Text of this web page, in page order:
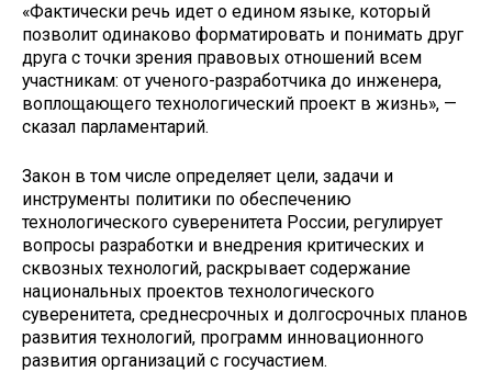
«Фактически речь идет о едином языке, который
позволит одинаково форматировать и понимать друг
друга с точки зрения правовых отношений всем
участникам: от ученого-разработчика до инженера,
воплощающего технологический проект в жизнь», —
сказал парламентарий.
Закон в том числе определяет цели, задачи и
инструменты политики по обеспечению
технологического суверенитета России, регулирует
вопросы разработки и внедрения критических и
сквозных технологий, раскрывает содержание
национальных проектов технологического
суверенитета, среднесрочных и долгосрочных планов
развития технологий, программ инновационного
развития организаций с госучастием.